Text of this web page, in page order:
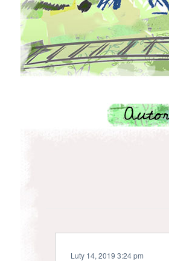
Luty 14, 2019 3:24 pm